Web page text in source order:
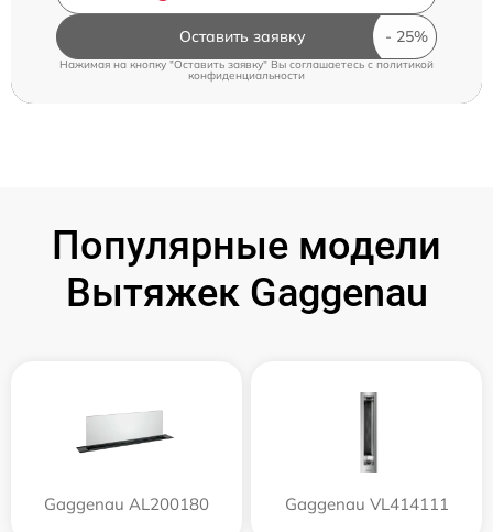
Оставить заявку
Нажимая на кнопку "Оставить заявку" Вы соглашаетесь cполитикой
конфиденциальности
Популярные модели
Вытяжек Gaggenau
Gaggenau AL200180 Gaggenau VL414111